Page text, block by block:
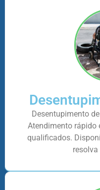
Desentupimento
Atendimento rápido
qualificados.